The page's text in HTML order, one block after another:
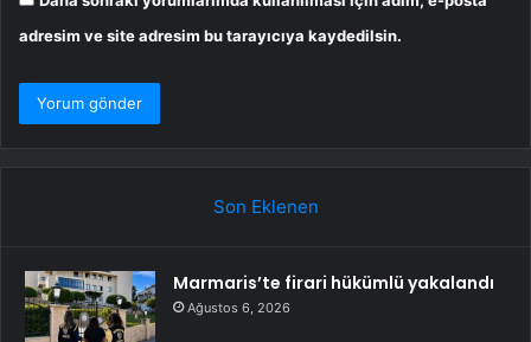
adresim ve site adresim bu tarayıcıya kaydedilsin.
Son Eklenen
Marmaris’te firari hükümlü yakalandı
Ağustos 6, 2026